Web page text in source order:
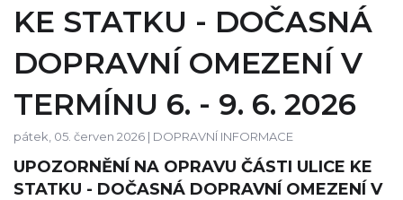
KE STATKU - DOČASNÁ
DOPRAVNÍ OMEZENÍ V
TERMÍNU 6. - 9. 6. 2026
pátek, 05. červen 2026 | DOPRAVNÍ INFORMACE
UPOZORNĚNÍ NA OPRAVU ČÁSTI ULICE KE
STATKU - DOČASNÁ DOPRAVNÍ OMEZENÍ V